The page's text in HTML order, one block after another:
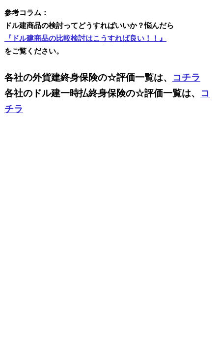
参考コラム：
ドル建商品の検討ってどうすればいいか？悩んだら
『ドル建商品の比較検討はこうすれば良い！！』
をご覧ください。
各社の外貨建終身保険の☆評価一覧は、 コチラ
各社のドル建一時払終身保険の☆評価一覧は、 コ
チラ